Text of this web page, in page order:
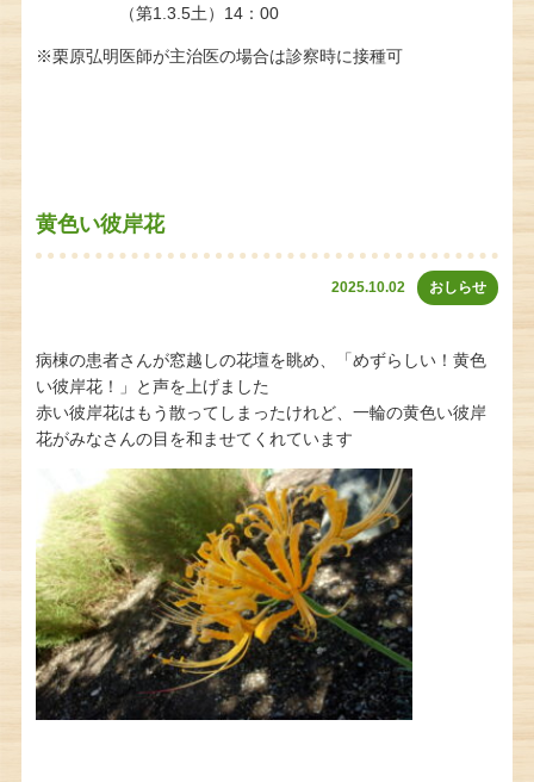
（第1.3.5土）14：00
※栗原弘明医師が主治医の場合は診察時に接種可
黄色い彼岸花
2025.10.02 おしらせ
病棟の患者さんが窓越しの花壇を眺め、「めずらしい！黄色
い彼岸花！」と声を上げました
赤い彼岸花はもう散ってしまったけれど、一輪の黄色い彼岸
花がみなさんの目を和ませてくれています